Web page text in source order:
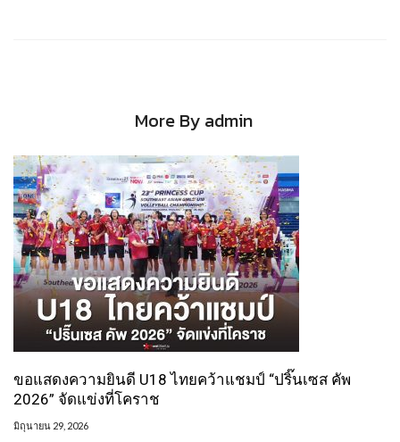
More By admin
ขอแสดงความยินดี U18 ไทยคว้าแชมป์ “ปริ๊นเซส คัพ
2026” จัดแข่งที่โคราช
มิถุนายน 29, 2026